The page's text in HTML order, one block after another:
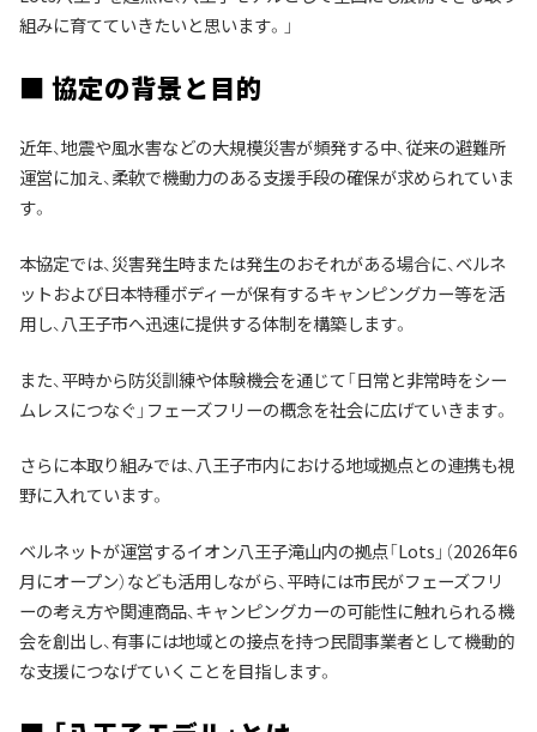
組みに育てていきたいと思います。」
■ 協定の背景と目的
近年、地震や風水害などの大規模災害が頻発する中、従来の避難所
運営に加え、柔軟で機動力のある支援手段の確保が求められていま
す。
本協定では、災害発生時または発生のおそれがある場合に、ベルネ
ットおよび日本特種ボディーが保有するキャンピングカー等を活
用し、八王子市へ迅速に提供する体制を構築します。
また、平時から防災訓練や体験機会を通じて「日常と非常時をシー
ムレスにつなぐ」フェーズフリーの概念を社会に広げていきます。
さらに本取り組みでは、八王子市内における地域拠点との連携も視
野に入れています。
ベルネットが運営するイオン八王子滝山内の拠点「Lots」（2026年6
月にオープン）なども活用しながら、平時には市民がフェーズフリ
ーの考え方や関連商品、キャンピングカーの可能性に触れられる機
会を創出し、有事には地域との接点を持つ民間事業者として機動的
な支援につなげていくことを目指します。